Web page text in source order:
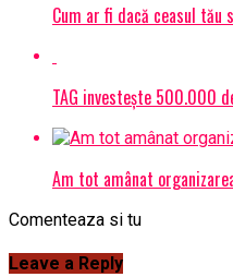
Cum ar fi dacă ceasul
TAG investește 500.000
Am tot amânat
Comenteaza si tu
Leave a Reply